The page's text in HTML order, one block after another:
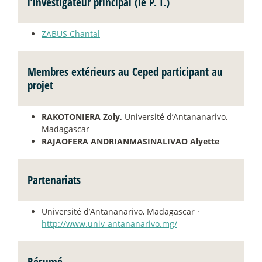
ZABUS Chantal
Membres extérieurs au Ceped participant au
projet
RAKOTONIERA Zoly, Université d’Antananarivo,
Madagascar
RAJAOFERA ANDRIANMASINALIVAO Alyette
Partenariats
Université d’Antananarivo, Madagascar ·
http://www.univ-antananarivo.mg/